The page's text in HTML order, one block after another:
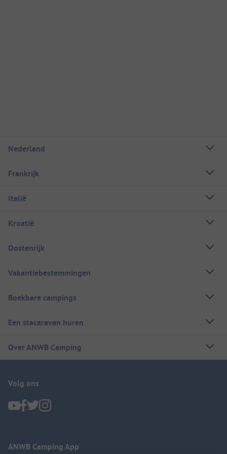
Nederland
Frankrijk
Italië
Kroatië
Oostenrijk
Vakantiebestemmingen
Boekbare campings
Een stacaravan huren
Over ANWB Camping
Volg ons
ANWB Camping App